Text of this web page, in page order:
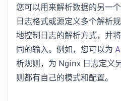
您可以用来解析数据的另一
日志格式或源定义多个解析
地控制日志的解析方式，并
同的输入。例如，您可以为
析规则，为 Nginx 日志定义
则都有自己的模式和配置。